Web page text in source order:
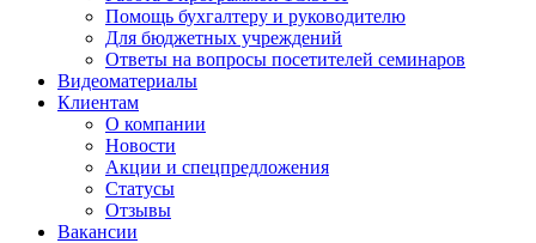
Помощь бухгалтеру и руководителю
Для бюджетных учреждений
Ответы на вопросы посетителей семинаров
Видеоматериалы
Клиентам
О компании
Новости
Акции и спецпредложения
Статусы
Отзывы
Вакансии